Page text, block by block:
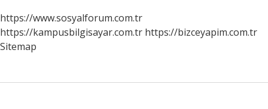
https://www.sosyalforum.com.tr
https://kampusbilgisayar.com.tr https://bizceyapim.com.tr
Sitemap